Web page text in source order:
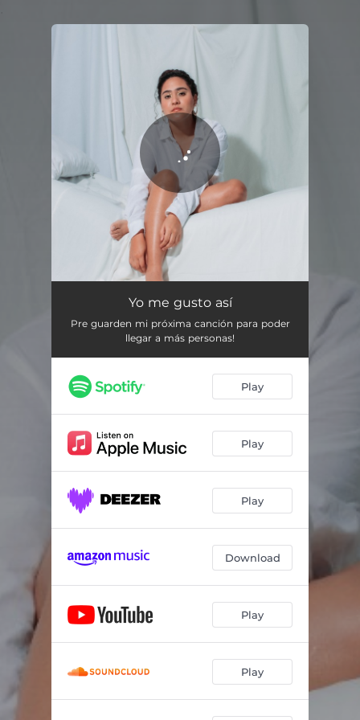
Yo me gusto asíYo me gusto así
Pre guarden mi próxima canción para poder
llegar a más personas!
Play
Play
Play
Download
Play
Play